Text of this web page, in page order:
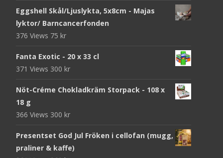
Eggshell Skål/Ljuslykta, 5x8cm - Majas
lyktor/ Barncancerfonden
376 Views 75 kr
Fanta Exotic - 20 x 33 cl
371 Views 300 kr
Nöt-Créme Chokladkräm Storpack - 108 x
18 g
366 Views 300 kr
Presentset God Jul Fröken i cellofan (mugg,
praliner & kaffe)